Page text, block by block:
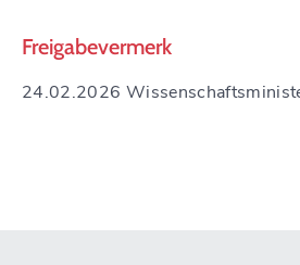
Freigabevermerk
24.02.2026